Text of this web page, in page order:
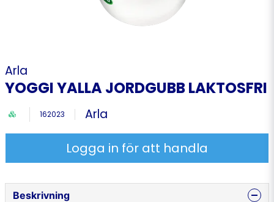
Arla
YOGGI YALLA JORDGUBB LAKTOSFRI
162023 Arla
Logga in för att handla
Beskrivning